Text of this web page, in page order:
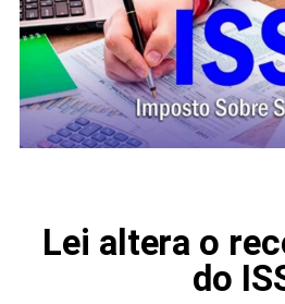
Lei altera o
do